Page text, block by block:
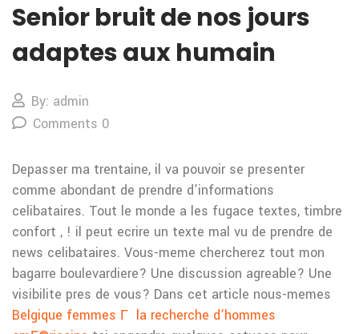
Senior bruit de nos jours
adaptes aux humain
By: admin
Comments 0
Depasser ma trentaine, il va pouvoir se presenter
comme abondant de prendre d’informations
celibataires. Tout le monde a les fugace textes, timbre
confort , ! il peut ecrire un texte mal vu de prendre de
news celibataires. Vous-meme chercherez tout mon
bagarre boulevardiere? Une discussion agreable? Une
visibilite pres de vous? Dans cet article nous-memes
Belgique femmes Г la recherche d’hommes